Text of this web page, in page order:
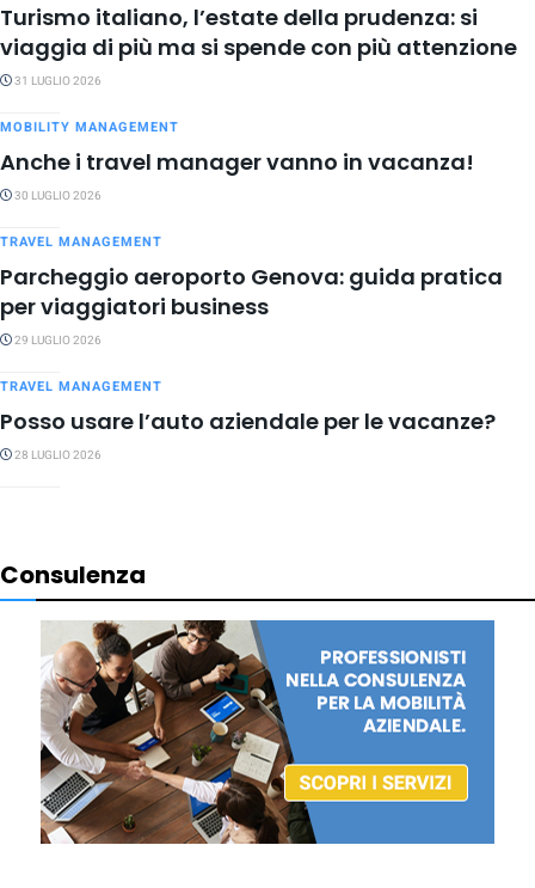
Turismo italiano, l’estate della prudenza: si
viaggia di più ma si spende con più attenzione
31 LUGLIO 2026
MOBILITY MANAGEMENT
Anche i travel manager vanno in vacanza!
30 LUGLIO 2026
TRAVEL MANAGEMENT
Parcheggio aeroporto Genova: guida pratica
per viaggiatori business
29 LUGLIO 2026
TRAVEL MANAGEMENT
Posso usare l’auto aziendale per le vacanze?
28 LUGLIO 2026
Consulenza